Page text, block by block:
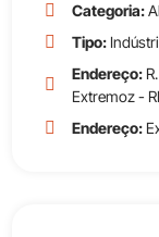
Categoria:
Tipo:
Endereço:
Extremoz -
Endereço: